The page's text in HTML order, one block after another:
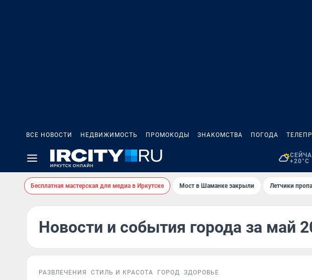
ВСЕ НОВОСТИ НЕДВИЖИМОСТЬ ПРОМОКОДЫ ЗНАКОМСТВА ПОГОДА
+20°C
Бесплатная мастерская для медиа в Иркутске Мост в Шаманке закрыли Летчики
Новости и события города за май
РАЗВЛЕЧЕНИЯ СТИЛЬ И КРАСОТА ГОРОД ЗДОРОВЬЕ